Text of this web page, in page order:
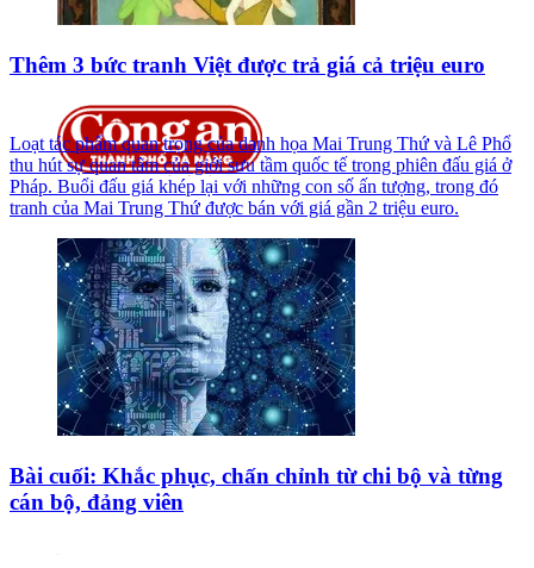
Thêm 3 bức tranh Việt được trả giá cả triệu euro
Loạt tác phẩm quan trọng của danh họa Mai Trung Thứ và Lê Phổ
thu hút sự quan tâm của giới sưu tầm quốc tế trong phiên đấu giá ở
Pháp. Buổi đấu giá khép lại với những con số ấn tượng, trong đó
tranh của Mai Trung Thứ được bán với giá gần 2 triệu euro.
Bài cuối: Khắc phục, chấn chỉnh từ chi bộ và từng
cán bộ, đảng viên